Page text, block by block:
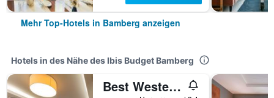
Mehr Top-Hotels in Bamberg anzeigen
Hotels in des Nähe des Ibis Budget Bamberg
Best Western Hotel Bamberg